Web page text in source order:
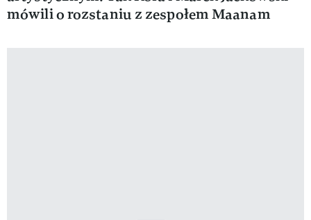
mówili o rozstaniu z zespołem Maanam